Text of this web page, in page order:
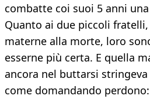
combatte coi suoi 5 anni
Quanto ai due piccoli
materne alla morte, loro
esserne più certa. E quella
ancora nel buttarsi
come domandando